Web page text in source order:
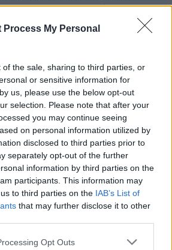
Process My Personal
of the sale, sharing to third parties, or
or sensitive information for
us, please use the below opt-out
selection. Please note that after your
you may continue seeing
on personal information utilized by
disclosed to third parties prior to
separately opt-out of the further
information by third parties on the
participants. This information may
to third parties on the IAB’s List of
that may further disclose it to other
Opt Outs
,Σεμπάστιαν Φίτζεκ
επίσης